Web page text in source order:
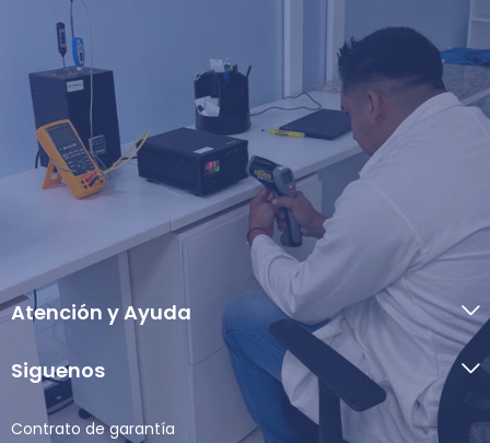
Atención y Ayuda
Siguenos
Contrato de garantía